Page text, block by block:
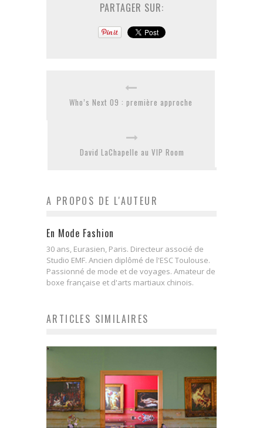
PARTAGER SUR:
Who’s Next 09 : première approche
David LaChapelle au VIP Room
A PROPOS DE L'AUTEUR
En Mode Fashion
30 ans, Eurasien, Paris. Directeur associé de
Studio EMF. Ancien diplômé de l'ESC Toulouse.
Passionné de mode et de voyages. Amateur de
boxe française et d'arts martiaux chinois.
ARTICLES SIMILAIRES